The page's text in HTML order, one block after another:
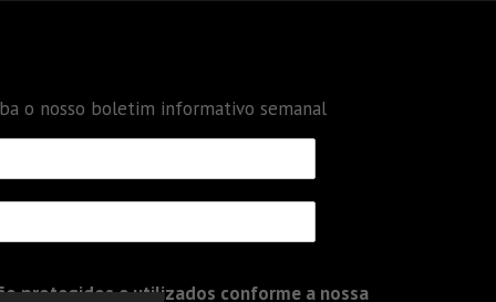
o nosso boletim informativo semanal
protegidos e utilizados conforme a nossa